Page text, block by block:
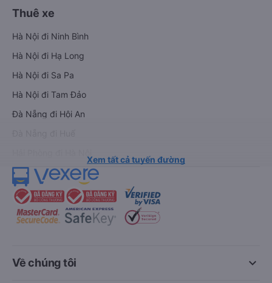
Thuê xe
Hà Nội đi Ninh Bình
Hà Nội đi Hạ Long
Hà Nội đi Sa Pa
Hà Nội đi Tam Đảo
Đà Nẵng đi Hội An
Xem tất cả tuyến đường
keyboard_arrow_down
Về chúng tôi